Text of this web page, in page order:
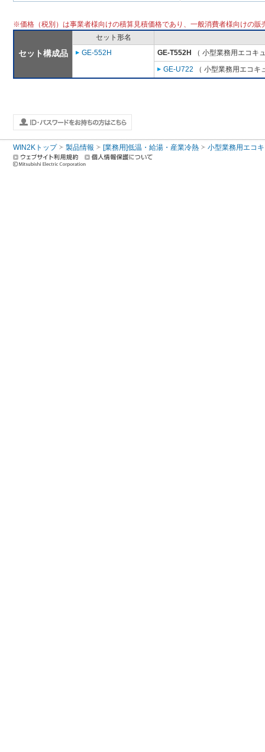
※価格（税別）は事業者様向けの積算見積価格であり、一般消費者様向けの販
セット構成品
セット形名
GE-552H
GE-T552H
（ 小型業務用エコキ
GE-U722 （ 小型業務用エコキ
WIN2Kトップ 製品情報 [業務用]低温・給湯・産業冷熱 小型業務用エコ